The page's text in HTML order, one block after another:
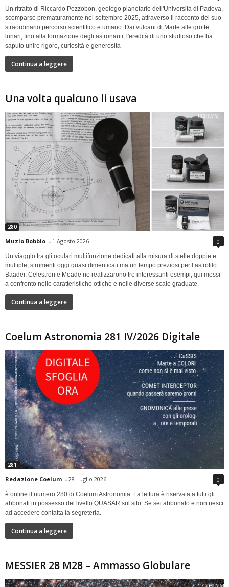
Un ritratto di Riccardo Pozzobon, geologo planetario dell'Università di Padova,
scomparso prematuramente nel settembre 2025, attraverso il racconto del suo
straordinario percorso scientifico e umano. Dai vulcani di Marte alle grotte
lunari, fino alla formazione degli astronauti, l'eredità di uno studioso che ha
saputo unire rigore, curiosità e generosità
Continua a leggere
Una volta qualcuno li usava
280
Muzio Bobbio - 1 Agosto 2026 0
Un viaggio tra gli oculari multifunzione dedicati alla misura di stelle doppie e
multiple, strumenti oggi quasi dimenticati ma un tempo preziosi per l’astrofilo.
Baader, Celestron e Meade ne realizzarono tre interessanti esempi, qui messi
a confronto nelle caratteristiche ottiche e nelle diverse scale graduate.
Continua a leggere
Coelum Astronomia 281 IV/2026 Digitale
281
Redazione Coelum - 28 Luglio 2026 0
è online il numero 280 di Coelum Astronomia. La lettura è riservata a tutti gli
abbonati in possesso del livello QUASAR sul sito. Se sei abbonato e non riesci
ad accedere contatta la segreteria.
Continua a leggere
MESSIER 28 M28 – Ammasso Globulare